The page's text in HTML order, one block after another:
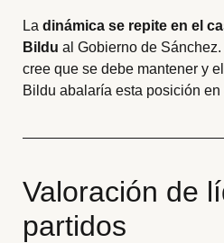
Ladinámica se repite en el
Bildu al Gobierno de
cree que se debe mantener y
Bildu abalaría esta posición en
Valoración de
partidos